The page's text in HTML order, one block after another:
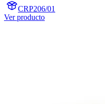
CRP206/01
Ver producto